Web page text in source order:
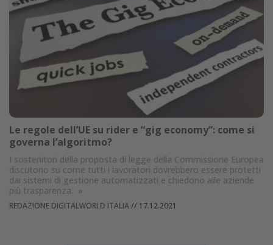
Le regole dell’UE su rider e “gig economy”: come si
governa l’algoritmo?
I sostenitori della proposta di legge della Commissione Europea
discutono su come tutti i lavoratori dovrebbero essere protetti
dai sistemi di gestione automatizzati e chiedono alle aziende
più trasparenza. »
REDAZIONE DIGITALWORLD ITALIA// 17.12.2021